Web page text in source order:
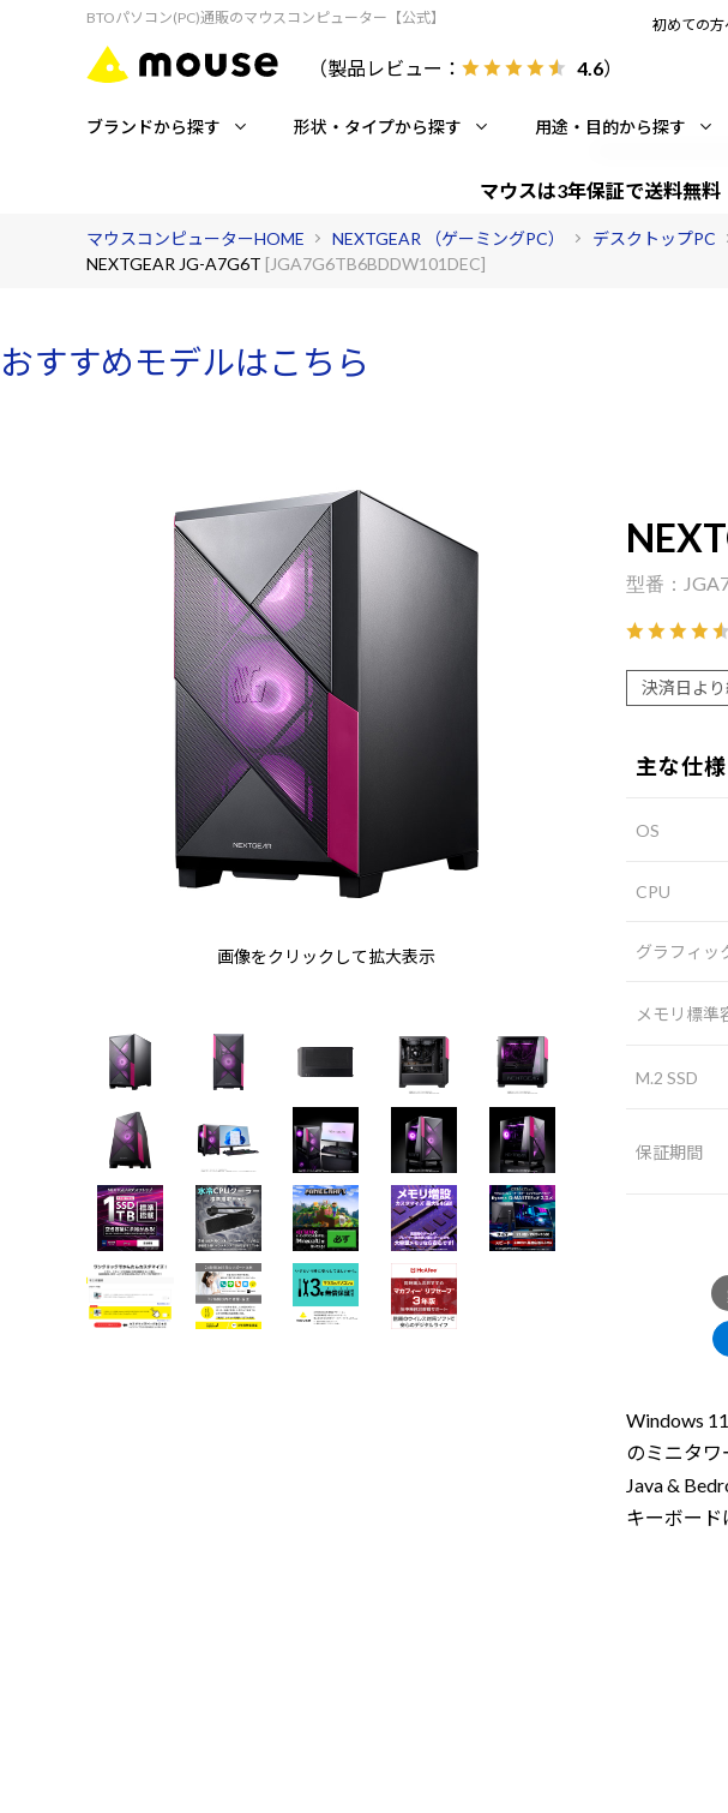
BTOパソコン(PC)通販のマウスコンピューター【公式】
（製品レビュー： 4.6）
初めての方
ブランドから探す 形状・タイプから探す 用途・目的から探す
マウスは3年保証で送料無料
マウスコンピューターHOME NEXTGEAR （ゲーミングPC） デスクトップPC
NEXTGEAR JG-A7G6T [JGA7G6TB6BDDW101DEC]
おすすめモデルはこちら
画像をクリックして拡大表示
決済日よ
主な仕様
OS
CPU
グラフィッ
メモリ標準
M.2 SSD
保証期間
Windows
のミニタ
Java &
キーボード